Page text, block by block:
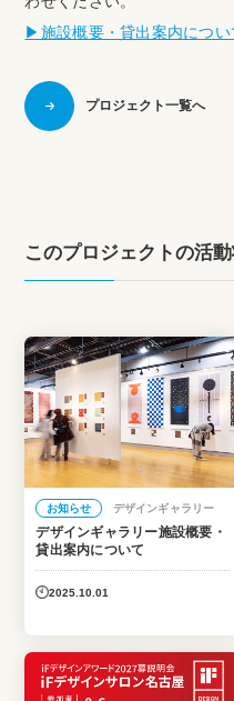
▶︎施設概要・貸出案内につい
プロジェクト一覧へ
このプロジェクトの活
お知らせ デザインギャラリー
デザインギャラリー施設概要・
貸出案内について
2025.10.01